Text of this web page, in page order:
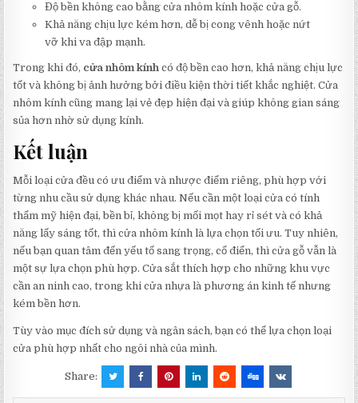
Độ bền không cao bằng cửa nhôm kính hoặc cửa gỗ.
Khả năng chịu lực kém hơn, dễ bị cong vênh hoặc nứt
vỡ khi va đập mạnh.
Trong khi đó, cửa nhôm kính có độ bền cao hơn, khả năng chịu lực
tốt và không bị ảnh hưởng bởi điều kiện thời tiết khắc nghiệt. Cửa
nhôm kính cũng mang lại vẻ đẹp hiện đại và giúp không gian sáng
sủa hơn nhờ sử dụng kính.
Kết luận
Mỗi loại cửa đều có ưu điểm và nhược điểm riêng, phù hợp với
từng nhu cầu sử dụng khác nhau. Nếu cần một loại cửa có tính
thẩm mỹ hiện đại, bền bỉ, không bị mối mọt hay rỉ sét và có khả
năng lấy sáng tốt, thì cửa nhôm kính là lựa chọn tối ưu. Tuy nhiên,
nếu bạn quan tâm đến yếu tố sang trọng, cổ điển, thì cửa gỗ vẫn là
một sự lựa chọn phù hợp. Cửa sắt thích hợp cho những khu vực
cần an ninh cao, trong khi cửa nhựa là phương án kinh tế nhưng
kém bền hơn.
Tùy vào mục đích sử dụng và ngân sách, bạn có thể lựa chọn loại
cửa phù hợp nhất cho ngôi nhà của mình.
Share: